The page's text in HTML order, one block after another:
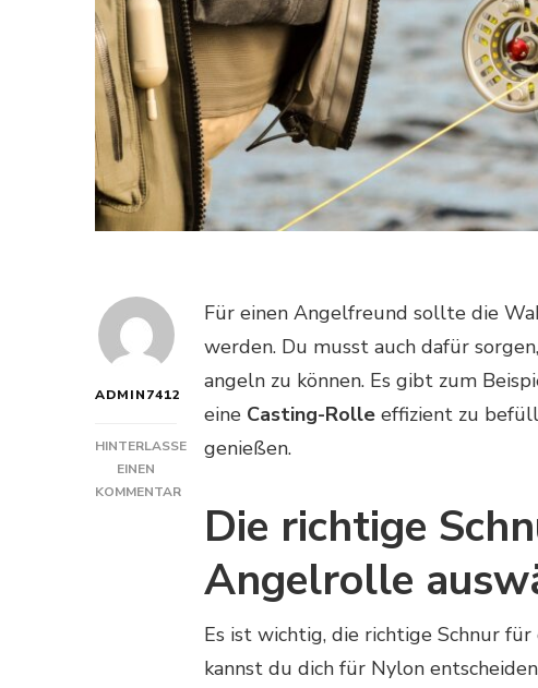
ADMIN7412
HINTERLASSE
EINEN
KOMMENTAR
ANGELROLLE?
Für einen Angelfreund sollte die
werden. Du musst auch dafür
angeln zu können. Es gibt zum
eine Casting-Rolle effizient zu
genießen.
Die richtige
Angelrolle
Es ist wichtig, die richtige Schnur für
kannst du dich für Nylon